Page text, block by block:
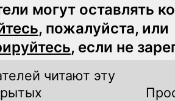
могут оставлять
, пожалуйста, или
, если не
читают эту